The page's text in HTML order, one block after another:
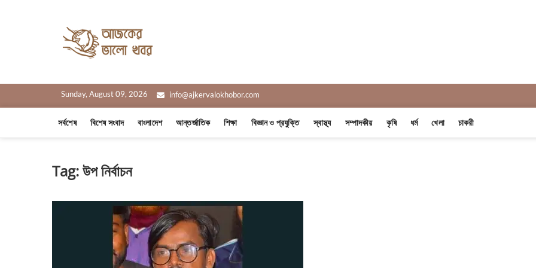
Sunday, August 09, 2026 info@ajkervalokhobor.com
সর্বশেষ বিশেষ সংবাদ বাংলাদেশ আন্তর্জাতিক শিক্ষা বিজ্ঞান ও প্রযুক্তি স্বাস্থ্য সম্পাদকীয় কৃষি ধর্ম খেলা চাকরী
Tag:উপ নির্বাচন